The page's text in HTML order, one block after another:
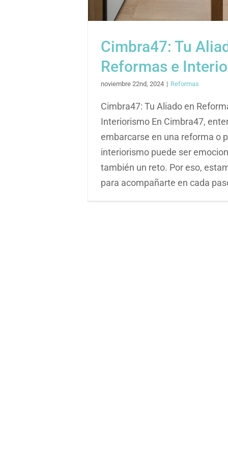
Cimbra47: Tu
Reformas e
noviembre 22nd, 2024 | Reformas
Cimbra47: Tu Aliado en
Interiorismo En Cimbra47,
embarcarse en una reforma o
interiorismo puede ser
también un reto. Por eso,
para acompañarte en cada